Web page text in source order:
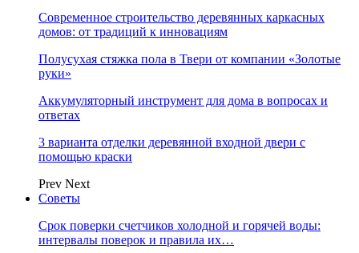
Современное строительство деревянных каркасных
домов: от традиций к инновациям
Полусухая стяжка пола в Твери от компании «Золотые
руки»
Аккумуляторный инструмент для дома в вопросах и
ответах
3 варианта отделки деревянной входной двери с
помощью краски
Prev Next
Советы
Срок поверки счетчиков холодной и горячей воды:
интервалы поверок и правила их…